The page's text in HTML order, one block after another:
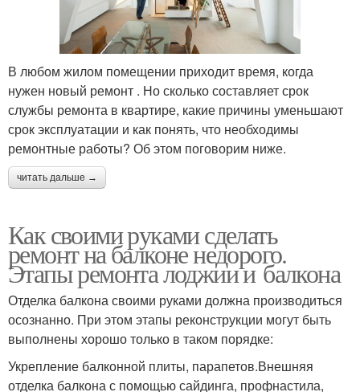
В любом жилом помещении приходит время, когда
нужен новый ремонт . Но сколько составляет срок
службы ремонта в квартире, какие причины уменьшают
срок эксплуатации и как понять, что необходимы
ремонтные работы? Об этом поговорим ниже.
читать дальше →
Как своими руками сделать
ремонт на балконе недорого.
Этапы ремонта лоджии и балкона
Отделка балкона своими руками должна производиться
осознанно. При этом этапы реконструкции могут быть
выполнены хорошо только в таком порядке:
Укрепление балконной плиты, парапетов.Внешняя
отделка балкона с помощью сайдинга, профнастила,